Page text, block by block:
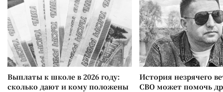
Выплаты к школе в 2026 году:
сколько дают и кому положены
История незрячего
СВО может помочь